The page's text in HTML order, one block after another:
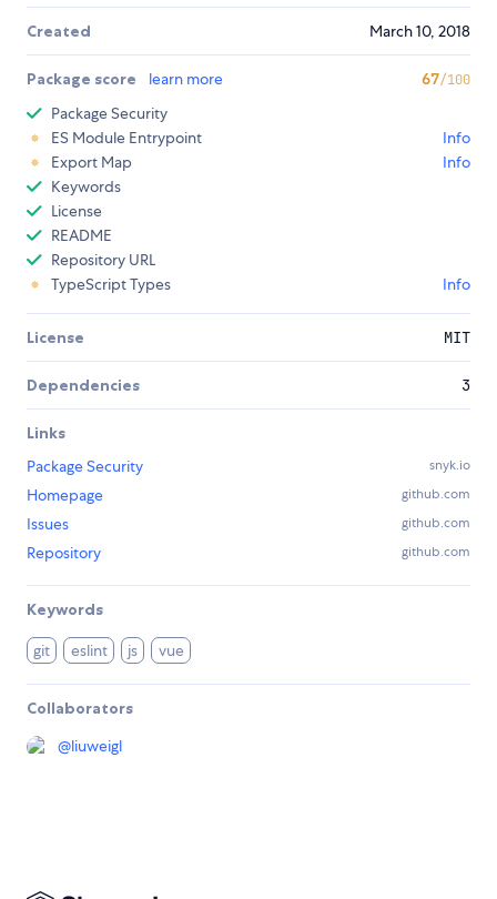
Created March 10, 2018
Package score learn more 67/100
Package Security
ES Module Entrypoint
Info
Export Map
Info
Keywords
License
README
Repository URL
TypeScript Types
Info
License MIT
Dependencies 3
Links
Package Security
snyk.io
Homepage github.com
Issues github.com
Repository github.com
Keywords
git eslint js vue
Collaborators
@liuweigl